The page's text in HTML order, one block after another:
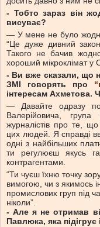
- Тобто зараз він
висуває?
— У мене не було
“Це дуже дивний
Такого не бачив
хороший мікроклімат у
- Ви вже сказали, що
ЗМІ говорять про
інтересам Ахметова.
— Давайте одразу
Валерійовича, група
журналістів про те,
цих людей. Я справді
одні з найбільших
ти регулюєш якусь
контрагентами.
“Ти чуєш їхню точку
вимогою, чи з якимось
промислових груп під
ніколи”.
- Але я не отримав
Павлюка, яка